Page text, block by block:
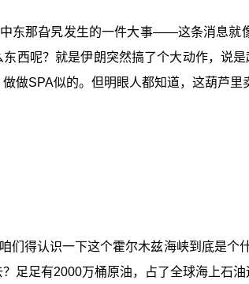
东那旮旯发生的一件大事——这条消息就
西呢？就是伊朗突然搞了个大动作，说
做SPA似的。但明眼人都知道，这葫芦
们得认识一下这个霍尔木兹海峡到底是个
足足有2000万桶原油，占了全球海上石